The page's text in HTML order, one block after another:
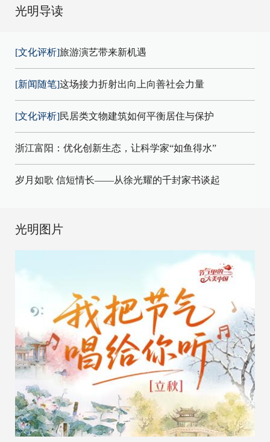
光明导读
[文化评析]旅游演艺带来新机遇
[新闻随笔]这场接力折射出向上向善社会力量
[文化评析]民居类文物建筑如何平衡居住与保护
浙江富阳：优化创新生态，让科学家“如鱼得水”
岁月如歌 信短情长——从徐光耀的千封家书谈起
光明图片